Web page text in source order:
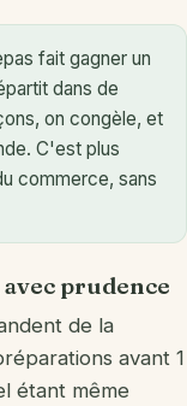
fait gagner un
dans de
on congèle, et
C'est plus
commerce, sans
prudence
de la
avant 1
étant même